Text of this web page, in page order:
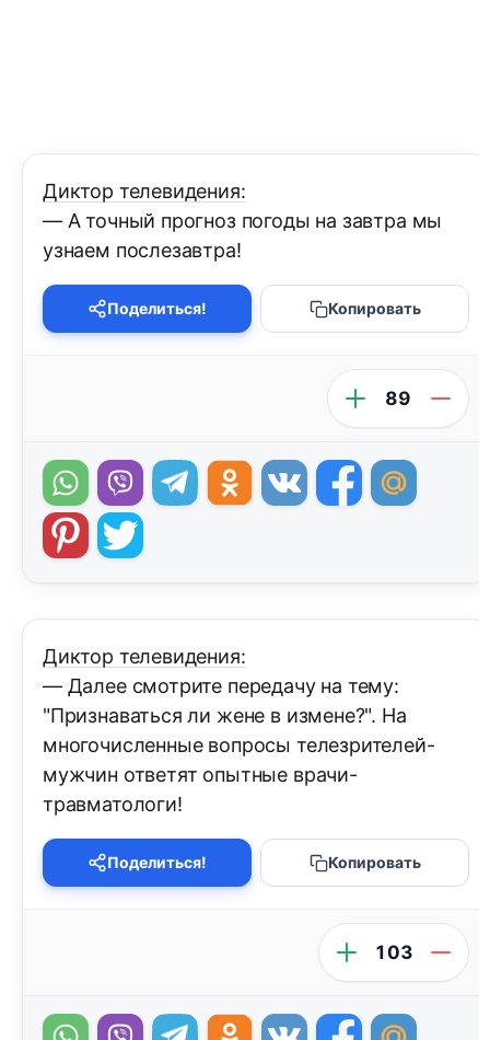
Диктор телевидения:
— А точный прогноз погоды на завтра мы
узнаем послезавтра!
Поделиться! Копировать
89
Диктор телевидения:
— Далее смотрите передачу на тему:
"Признаваться ли жене в измене?". На
многочисленные вопросы телезрителей-
мужчин ответят опытные врачи-
травматологи!
Поделиться! Копировать
103